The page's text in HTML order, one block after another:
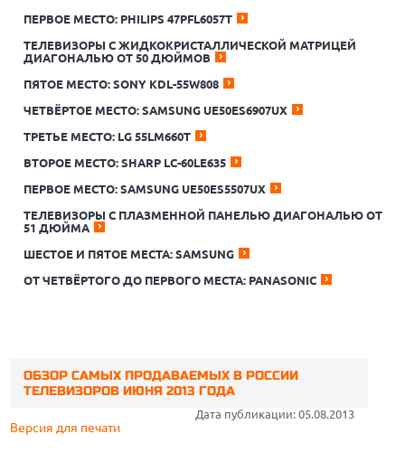
ПЕРВОЕ МЕСТО: PHILIPS 47PFL6057T
ТЕЛЕВИЗОРЫ С ЖИДКОКРИСТАЛЛИЧЕСКОЙ МАТРИЦЕЙ
ДИАГОНАЛЬЮ ОТ 50 ДЮЙМОВ
ПЯТОЕ МЕСТО: SONY KDL-55W808
ЧЕТВЁРТОЕ МЕСТО: SAMSUNG UE50ES6907UX
ТРЕТЬЕ МЕСТО: LG 55LM660T
ВТОРОЕ МЕСТО: SHARP LC-60LE635
ПЕРВОЕ МЕСТО: SAMSUNG UE50ES5507UX
ТЕЛЕВИЗОРЫ С ПЛАЗМЕННОЙ ПАНЕЛЬЮ ДИАГОНАЛЬЮ ОТ
51 ДЮЙМА
ШЕСТОЕ И ПЯТОЕ МЕСТА: SAMSUNG
ОТ ЧЕТВЁРТОГО ДО ПЕРВОГО МЕСТА: PANASONIC
ОБЗОР САМЫХ ПРОДАВАЕМЫХ В РОССИИ
ТЕЛЕВИЗОРОВ ИЮНЯ 2013 ГОДА
Дата публикации: 05.08.2013
Версия для печати